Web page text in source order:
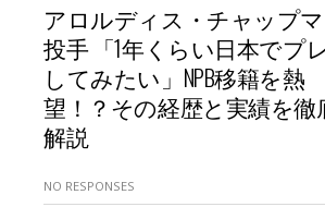
アロルディス・チャップ
投手 「1年くらい日本でプ
してみたい」NPB移籍を熱
望！？その経歴と実績を徹
解説
NO RESPONSES